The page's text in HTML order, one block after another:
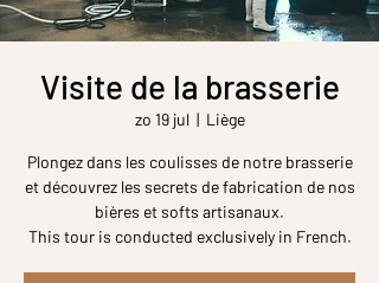
Visite de la brasserie
zo 19 jul
  |
Liège
Plongez dans les coulisses de notre brasserie
et découvrez les secrets de fabrication de nos
bières et softs artisanaux.